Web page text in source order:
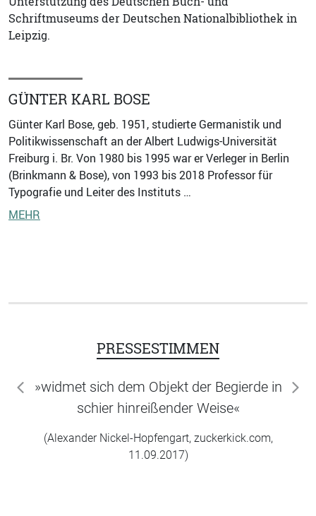
Schriftmuseums der Deutschen Nationalbibliothek in
Leipzig.
GÜNTER KARL BOSE
Günter Karl Bose, geb. 1951, studierte Germanistik und
Politikwissenschaft an der Albert Ludwigs-Universität
Freiburg i. Br. Von 1980 bis 1995 war er Verleger in Berlin
(Brinkmann & Bose), von 1993 bis 2018 Professor für
Typografie und Leiter des Instituts …
MEHR
PRESSESTIMMEN
»widmet sich dem Objekt der Begierde in
schier hinreißender Weise«
(Alexander Nickel-Hopfengart, zuckerkick.com,
11.09.2017)
zurück